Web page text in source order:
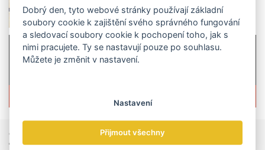
Více informací o časopisu »
Zprávy ze světa obchodu
Dobrý den, tyto webové stránky používají základní
soubory cookie k zajištění svého správného fungování
a sledovací soubory cookie k pochopení toho, jak s
nimi pracujete. Ty se nastavují pouze po souhlasu.
Můžete je změnit v nastavení.
Nastavení
Přijmout všechny